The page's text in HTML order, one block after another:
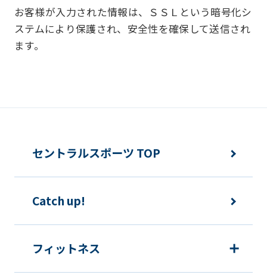
お客様からお預かりした個人情報は、以
下の目的で使用させて頂きます。また、
違法または不当な行為を助長し、または
ご利用上の諸連絡や利用状況の確認の
む）等、新商品・サービスの立案・開
発・実施のため
新商品・サービスやイベント情報を含
お客様が入力された情報は、ＳＳＬという暗号化シ
ステムにより保護され、安全性を確保して送信され
ます。
セントラルスポーツ TOP
Catch up!
フィットネス